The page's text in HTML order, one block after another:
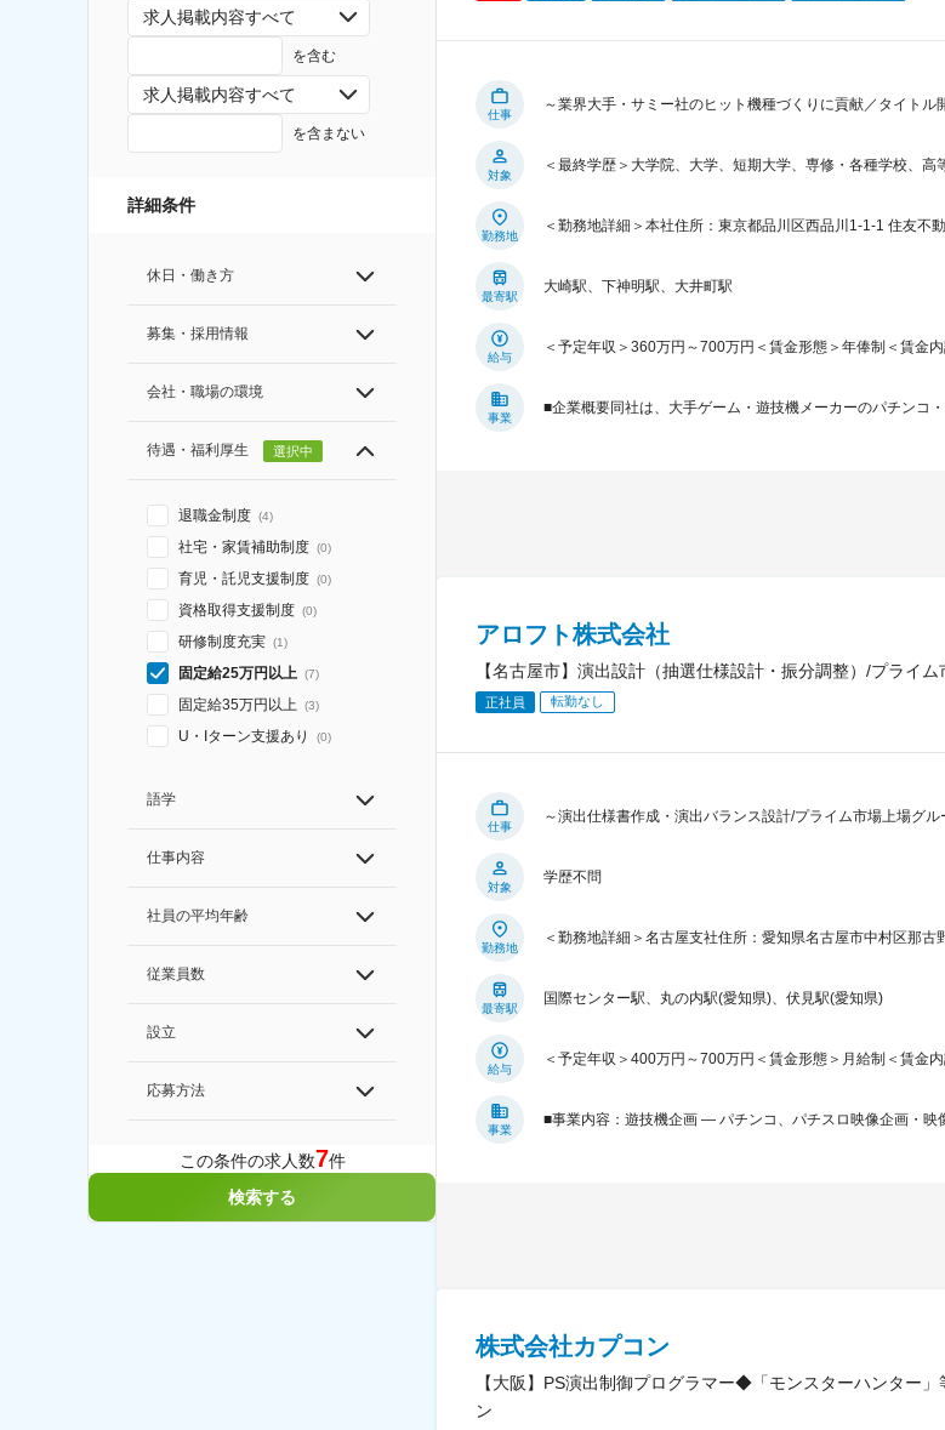
求人掲載内容すべて
を含む
求人掲載内容すべて
を含まない
詳細条件
休日・働き方
募集・採用情報
会社・職場の環境
待遇・福利厚生 選択中
退職金制度 (4)
社宅・家賃補助制度 (0)
育児・託児支援制度 (0)
資格取得支援制度 (0)
研修制度充実 (1)
固定給25万円以上 (7)
固定給35万円以上 (3)
U・Iターン支援あり (0)
語学
仕事内容
社員の平均年齢
従業員数
設立
応募方法
この条件の求人数7件
検索する
仕事
～業界大手・サミー社のヒット機種づくりに貢献／タイト
対象
＜最終学歴＞大学院、大学、短期大学、専修・各種学校、高
勤務地
＜勤務地詳細＞本社住所：東京都品川区西品川1-1-1 住友不
最寄駅
大崎駅、下神明駅、大井町駅
給与
＜予定年収＞360万円～700万円＜賃金形態＞年俸制＜賃金
事業
■企業概要同社は、大手ゲーム・遊技機メーカーのパチンコ
アロフト株式会社
【名古屋市】演出設計（抽選仕様設計・振分調整）/プライ
正社員 転勤なし
仕事
～演出仕様書作成・演出バランス設計/プライム市場上場グ
対象
学歴不問
勤務地
＜勤務地詳細＞名古屋支社住所：愛知県名古屋市中村区那
最寄駅
国際センター駅、丸の内駅(愛知県)、伏見駅(愛知県)
給与
＜予定年収＞400万円～700万円＜賃金形態＞月給制＜賃金
事業
■事業内容：遊技機企画 ― パチンコ、パチスロ映像企画・
株式会社カプコン
【大阪】PS演出制御プログラマー◆「モンスターハンター
ン